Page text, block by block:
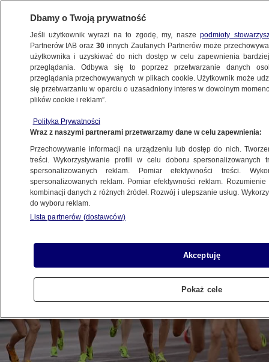
POLSKA
Dlaczego świat nam odjechał?
25.09.2025, 14:09
Posłuchaj artykułu
Czyta lektor AI
Dbamy o Twoją prywatność
Jeśli użytkownik wyrazi na to zgodę, my, naszepodmioty
Partnerów IAB oraz30 innych Zaufanych Partnerów może
użytkownika i uzyskiwać do nich dostęp w celu zapewnienia
przeglądania. Odbywa się to poprzez przetwarzanie danych
przeglądania przechowywanych w plikach cookie. Użytkownik może
się przetwarzaniu w oparciu o uzasadniony interes w dowolnym
plików cookie i reklam”.
Polityka Prywatności
Wraz z naszymi partnerami przetwarzamy dane w celu zapewnienia:
Przechowywanie informacji na urządzeniu lub dostęp do nich.
treści. Wykorzystywanie profili w celu doboru spersonalizowanych
spersonalizowanych reklam. Pomiar efektywności treści.
spersonalizowanych reklam. Pomiar efektywności reklam.
kombinacji danych z różnych źródeł. Rozwój i ulepszanie usług.
do wyboru reklam.
Lista partnerów (dostawców)
Akceptuję
Pokaż cele